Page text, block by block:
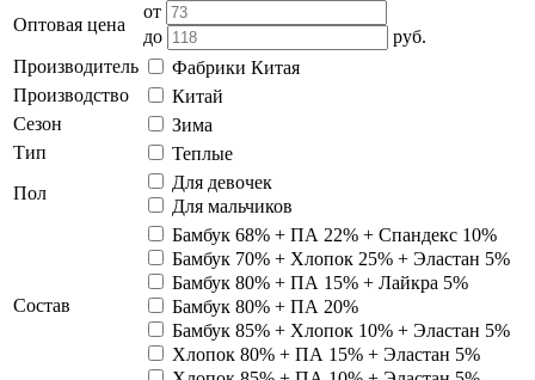
Оптовая цена
от
до
руб.
Производитель
Фабрики Китая
Производство
Китай
Сезон
Зима
Тип
Теплые
Пол
Для девочек
Для мальчиков
Состав
Бамбук 68% + ПА 22% + Спандекс 10%
Бамбук 70% + Хлопок 25% + Эластан 5%
Бамбук 80% + ПА 15% + Лайкра 5%
Бамбук 80% + ПА 20%
Бамбук 85% + Хлопок 10% + Эластан 5%
Хлопок 80% + ПА 15% + Эластан 5%